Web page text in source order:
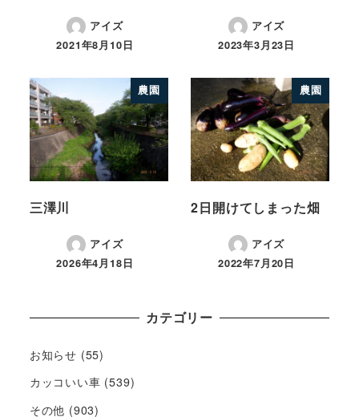
アイズ
2021年8月10日
アイズ
2023年3月23日
農園
三澤川
アイズ
2026年4月18日
農園
2日開けてしまった畑
アイズ
2022年7月20日
カテゴリー
お知らせ (55)
カッコいい車 (539)
その他 (903)